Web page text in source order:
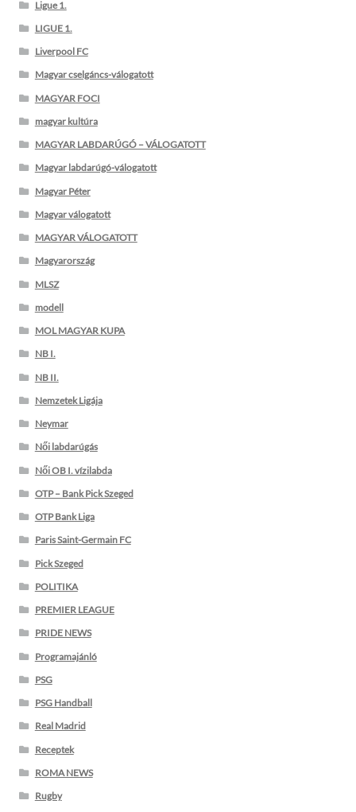
Ligue 1.
LIGUE 1.
Liverpool FC
Magyar cselgáncs-válogatott
MAGYAR FOCI
magyar kultúra
MAGYAR LABDARÚGÓ – VÁLOGATOTT
Magyar labdarúgó-válogatott
Magyar Péter
Magyar válogatott
MAGYAR VÁLOGATOTT
Magyarország
MLSZ
modell
MOL MAGYAR KUPA
NB I.
NB II.
Nemzetek Ligája
Neymar
Női labdarúgás
Női OB I. vízilabda
OTP – Bank Pick Szeged
OTP Bank Liga
Paris Saint-Germain FC
Pick Szeged
POLITIKA
PREMIER LEAGUE
PRIDE NEWS
Programajánló
PSG
PSG Handball
Real Madrid
Receptek
ROMA NEWS
Rugby